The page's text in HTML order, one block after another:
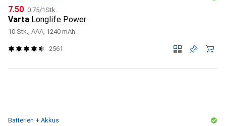
CHF
7.50 CHF
0.75/1Stk.
Varta Longlife Power
10 Stk., AAA, 1240 mAh
2561
Batterien + Akkus